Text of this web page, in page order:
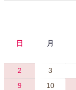
日 月
2
3
9
10